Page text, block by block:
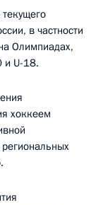
в частности
Олимпиадах,
и U-18.
хоккеем